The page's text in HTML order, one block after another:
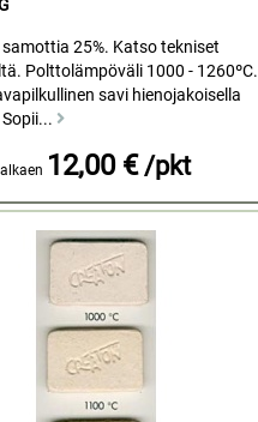
25%. Katso tekniset
Polttolämpöväli 1000 - 1260ºC.
savi hienojakoisella
alkaen 12,00 € /pkt